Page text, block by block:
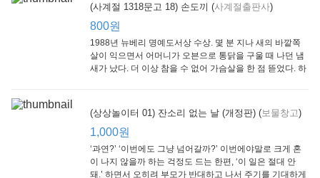
큰솔(토토북)
동아일보사
(사계절 1318문고 18) 손도끼 (사계절출판사)
800원
1988년 뉴베리 명예도서상 수상. 몇 분 지나 새의 바깥쪽
살이 익으면서 어머니가 오븐으로 통닭을 구울 때 나던 냄
새가 났다. 더 이상 참을 수 없어 가슴살을 한 점 뜯었다. 하
(상상놀이터 01) 잔소리 없는 날 (개정판) (보물창고)
1,000원
‘과연?’ ‘이번에도 그냥 넘어갈까?’ 이번에야말로 크게 혼
이 나지 않을까 하는 걱정도 드는 한편, ‘이 일은 절대 안
돼.’ 하면서 오히려 부모가 반대하고 나서 주기를 기대하게